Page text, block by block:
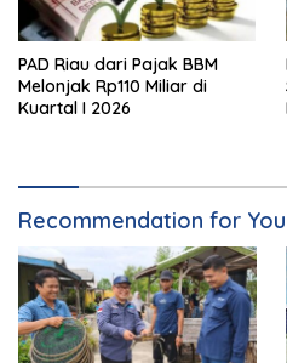
PAD Riau dari Pajak BBM
Melonjak Rp110 Miliar di
Kuartal I 2026
Recommendation for You